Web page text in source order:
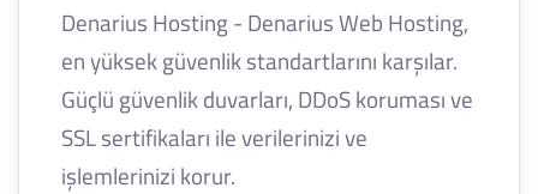
Denarius Hosting - Denarius Web Hosting,
en yüksek güvenlik standartlarını karşılar.
Güçlü güvenlik duvarları, DDoS koruması ve
SSL sertifikaları ile verilerinizi ve
işlemlerinizi korur.